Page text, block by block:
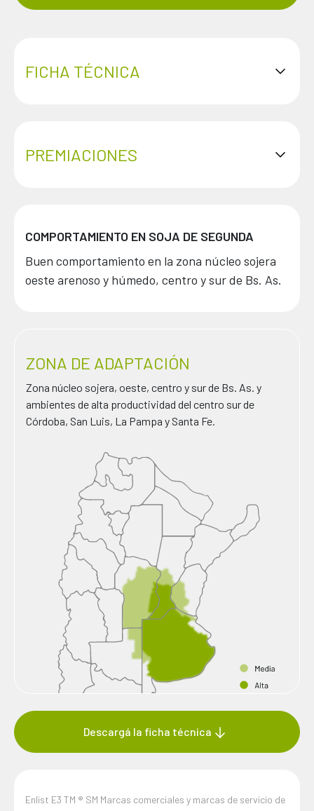
FICHA TÉCNICA
PREMIACIONES
COMPORTAMIENTO EN SOJA DE SEGUNDA
Buen comportamiento en la zona núcleo sojera
oeste arenoso y húmedo, centro y sur de Bs. As.
ZONA DE ADAPTACIÓN
Zona núcleo sojera, oeste, centro y sur de Bs. As. y
ambientes de alta productividad del centro sur de
Córdoba, San Luis, La Pampa y Santa Fe.
Descargá la ficha técnica
Enlist E3 TM ® SM Marcas comerciales y marcas de servicio de